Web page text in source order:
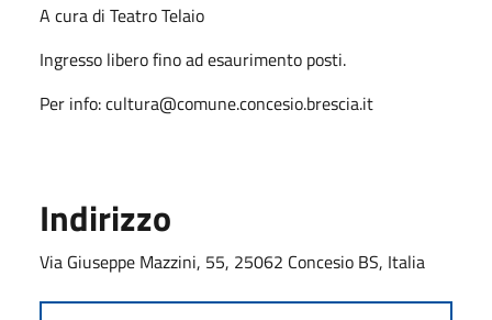
A cura di Teatro Telaio
Ingresso libero fino ad esaurimento posti.
Per info: cultura@comune.concesio.brescia.it
Indirizzo
Via Giuseppe Mazzini, 55, 25062 Concesio BS, Italia